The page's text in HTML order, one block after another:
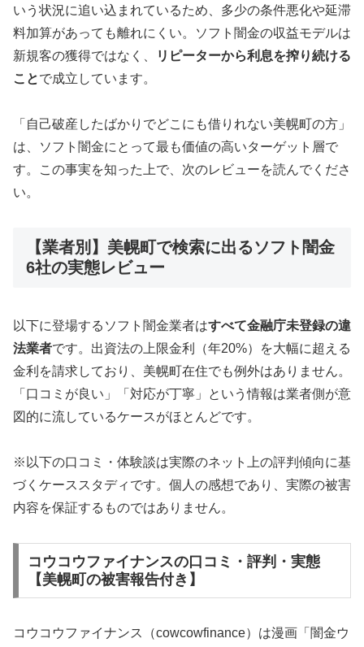
いう状況に追い込まれているため、多少の条件悪化や延滞
料加算があっても離れにくい。ソフト闇金の収益モデルは
新規客の獲得ではなく、
リピーターから利息を搾り続ける
ことで成立しています。
「自己破産したばかりでどこにも借りれない美幌町の方」
は、ソフト闇金にとって最も価値の高いターゲット層で
す。この事実を知った上で、次のレビューを読んでくださ
い。
【業者別】美幌町で検索に出るソフト闇金
6社の実態レビュー
以下に登場するソフト闇金業者はすべて金融庁未登録の違
法業者です。出資法の上限金利（年20%）を大幅に超える
金利を請求しており、美幌町在住でも例外はありません。
「口コミが良い」「対応が丁寧」という情報は業者側が意
図的に流しているケースがほとんどです。
※以下の口コミ・体験談は実際のネット上の評判傾向に基
づくケーススタディです。個人の感想であり、実際の被害
内容を保証するものではありません。
コウコウファイナンスの口コミ・評判・実態
【美幌町の被害報告付き】
コウコウファイナンス（cowcowfinance）は漫画「闇金ウ